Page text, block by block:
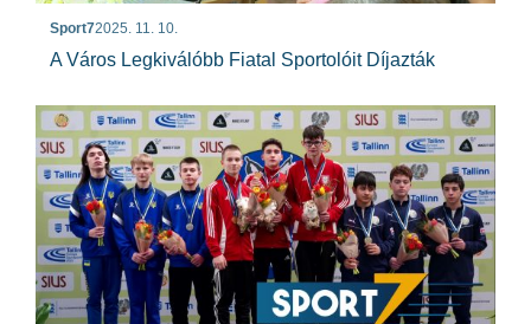
Sport72025. 11. 10.
A Város Legkiválóbb Fiatal Sportolóit Díjazták